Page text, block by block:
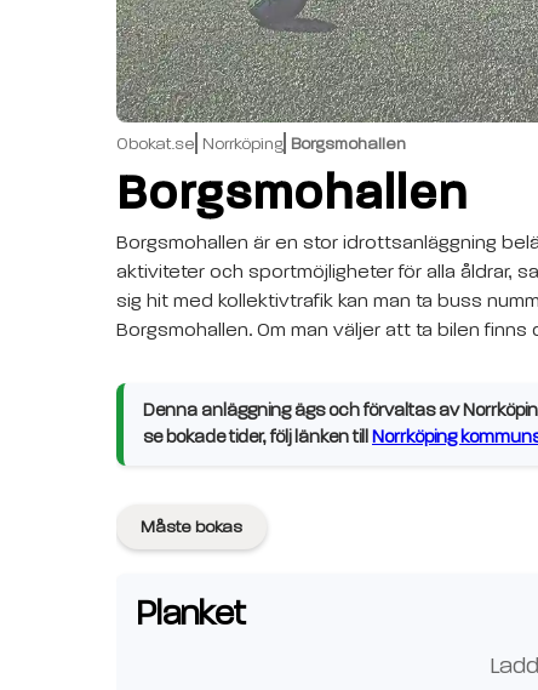
Obokat.se Norrköping Borgsmohallen
Borgsmohallen
Borgsmohallen är en stor idrottsanläggning
aktiviteter och sportmöjligheter för alla åldrar,
sig hit med kollektivtrafik kan man ta buss
Borgsmohallen. Om man väljer att ta bilen
Denna anläggning ägs och förvaltas av
se bokade tider, följ länken till Norrköping
Måste bokas
Planket